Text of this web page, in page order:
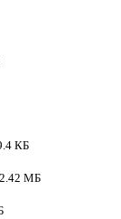
КБ
МБ